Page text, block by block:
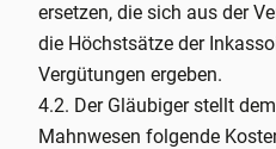
ersetzen, die sich aus der
die Höchstsätze der
Vergütungen ergeben.
4.2. Der Gläubiger stellt
Mahnwesen folgende